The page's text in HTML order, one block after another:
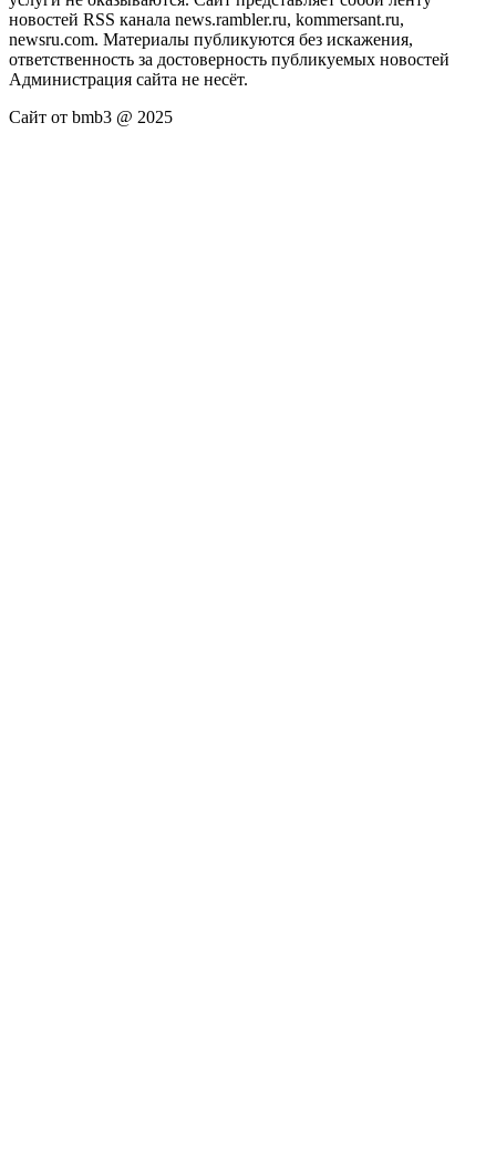
новостей RSS канала news.rambler.ru, kommersant.ru,
newsru.com. Материалы публикуются без искажения,
ответственность за достоверность публикуемых новостей
Администрация сайта не несёт.
Сайт от bmb3 @ 2025